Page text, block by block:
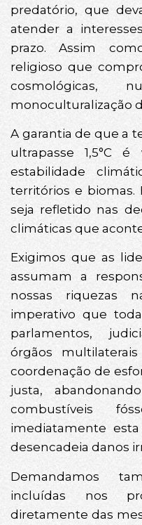
predatório, que
atender a
prazo. Assim
religioso que
cosmológicas,
monoculturalização
A garantia de que a
ultrapasse 1,5°C
estabilidade
territórios e
seja refletido nas
climáticas que
Exigimos que as
assumam a
nossas riquezas
imperativo que
parlamentos,
órgãos
coordenação de
justa,
combustíveis
imediatamente
desencadeia danos
Demandamos
incluídas nos
diretamente das